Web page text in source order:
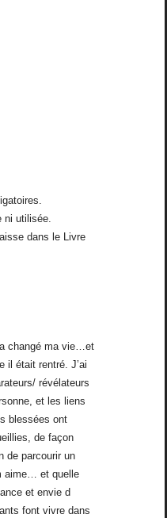
ni utilisée.
dans le Livre
changé ma vie…et
il était rentré. J’ai
révélateurs
et les liens
blessées ont
de façon
de parcourir un
aime… et quelle
et envie d
font vivre dans